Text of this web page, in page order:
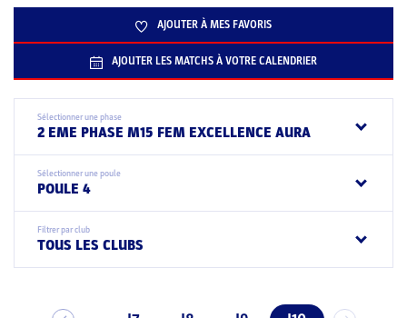
AJOUTER À MES FAVORIS
AJOUTER LES MATCHS À VOTRE CALENDRIER
Sélectionner une phase
2 EME PHASE M15 FEM EXCELLENCE AURA
Sélectionner une poule
POULE 4
Filtrer par club
TOUS LES CLUBS